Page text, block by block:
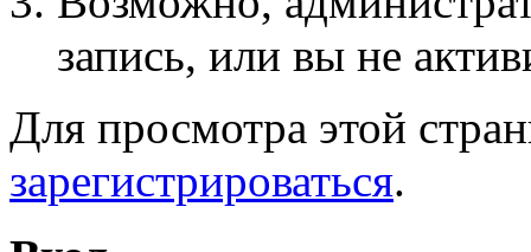
запись, или вы не
Для просмотра этой
зарегистрироваться.